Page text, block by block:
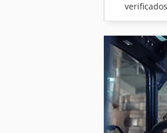
verificados